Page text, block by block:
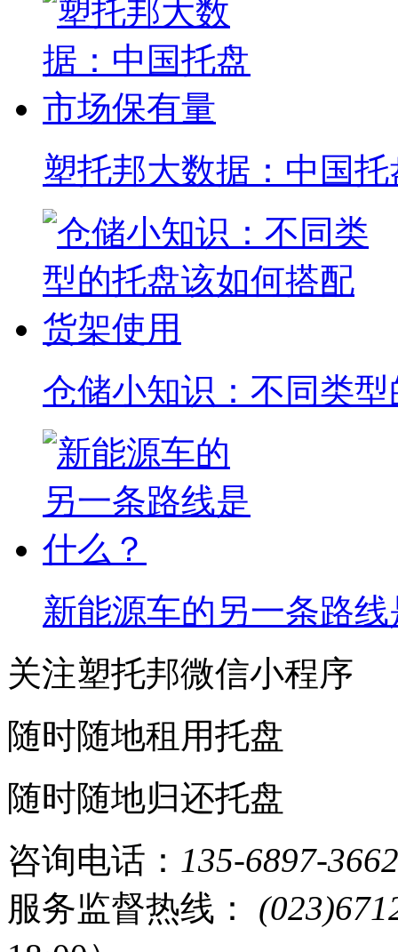
塑托邦大数据：中国
仓储小知识：不同类
新能源车的另一条路
关注塑托邦微信小程序
随时随地租用托盘
随时随地归还托盘
咨询电话： 135-6897-3662
服务监督热线：